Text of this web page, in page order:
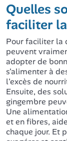
Quelles
faciliter
Pour faciliter la
peuvent
adopter de
s'alimenter à
l'excès de
Ensuite, des
gingembre
Une
et en fibres,
chaque jour. Et